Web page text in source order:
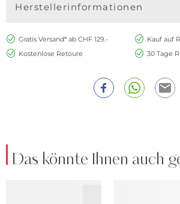
Herstellerinformationen
Gratis Versand* ab CHF 129.-
Kauf auf
Kostenlose Retoure
30 Tage
Das könnte Ihnen auch